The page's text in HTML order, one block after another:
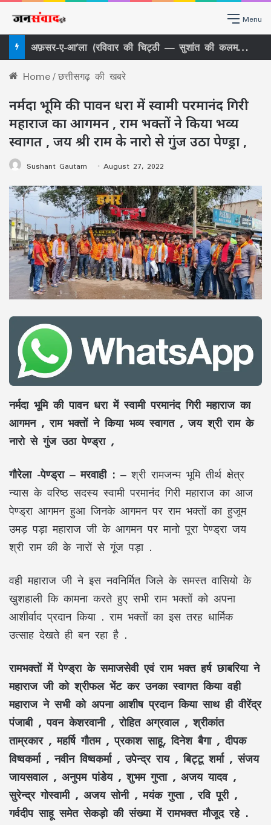
Menu
अफ़सर-ए-आ’ला (रविवार की चिट्ठी — सुशांत की कलम से)
Home/छत्तीसगढ़ की खबरे
नर्मदा भूमि की पावन धरा में स्वामी परमानंद गिरी
महाराज का आगमन , राम भक्तों ने किया भव्य
स्वागत , जय श्री राम के नारो से गुंज उठा पेण्ड्रा ,
Sushant Gautam August 27, 2022
नर्मदा भूमि की पावन धरा में स्वामी परमानंद गिरी महाराज का
आगमन , राम भक्तों ने किया भव्य स्वागत , जय श्री राम के
नारो से गुंज उठा पेण्ड्रा ,
गौरेला -पेण्ड्रा – मरवाही : –श्री रामजन्म भूमि तीर्थ क्षेत्र
न्यास के वरिष्ठ सदस्य स्वामी परमानंद गिरी महाराज का आज
पेण्ड्रा आगमन हुआ जिनके आगमन पर राम भक्तों का हुजूम
उमड़ पड़ा महाराज जी के आगमन पर मानो पूरा पेण्ड्रा जय
श्री राम की के नारों से गूंज पड़ा .
वही महाराज जी ने इस नवनिर्मित जिले के समस्त वासियो के
खुशहाली कि कामना करते हुए सभी राम भक्तों को अपना
आशीर्वाद प्रदान किया . राम भक्तों का इस तरह धार्मिक
उत्साह देखते ही बन रहा है .
रामभक्तों में पेण्ड्रा के समाजसेवी एवं राम भक्त हर्ष छाबरिया ने
महाराज जी को श्रीफल भेंट कर उनका स्वागत किया वही
महाराज ने सभी को अपना आशीष प्रदान किया साथ ही वीरेंद्र
पंजाबी , पवन केशरवानी , रोहित अग्रवाल , श्रीकांत
ताम्रकार , महर्षि गौतम , प्रकाश साहू, दिनेश बैगा , दीपक
विष्वकर्मा , नवीन विष्वकर्मा , उपेन्द्र राय , बिट्टू शर्मा , संजय
जायसवाल , अनुपम पांडेय , शुभम गुप्ता , अजय यादव ,
सुरेन्द्र गोस्वामी , अजय सोनी , मयंक गुप्ता , रवि पूरी ,
गर्वदीप साहू समेत सेकड़ो की संख्या में रामभक्त मौजूद रहे .